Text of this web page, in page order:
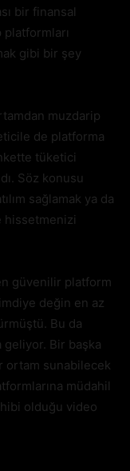
bir finansal
gibi bir şey
muzdarip
de platforma
tüketici
Söz konusu
sağlamak ya da
hissetmenizi
en güvenilir platform
değin en az
Bu da
geliyor. Bir başka
ortam sunabilecek
müdahil
olduğu video